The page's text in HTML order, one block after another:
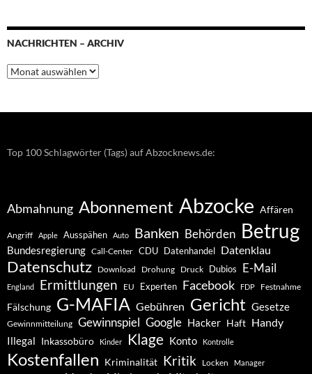
NACHRICHTEN – ARCHIV
Nachrichten
–
Top 100 Schlagwörter (Tags) auf Abzocknews.de:
Abmahnung Abonnement Abzocke Affären
Angriff Apple Ausspähen Auto Banken Behörden Betrug
Bundesregierung Call-Center CDU Datenhandel Datenklau
Datenschutz Download Drohung Druck Dubios E-Mail
England Ermittlungen EU Experten Facebook FDP Festnahme
Fälschung G-MAFIA Gebühren Gericht Gesetze
Gewinnmitteilung Gewinnspiel Google Hacker Haft Handy
Illegal Inkassobüro Kinder Klage Konto Kontrolle
Kostenfallen Kriminalität Kritik Locken Manager